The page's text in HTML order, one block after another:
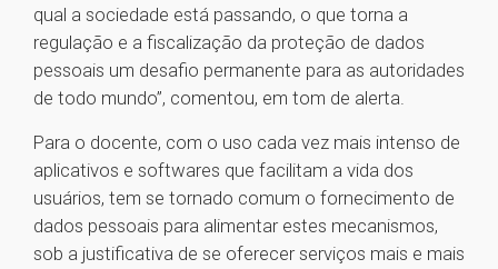
qual a sociedade está passando, o que torna a
regulação e a fiscalização da proteção de dados
pessoais um desafio permanente para as autoridades
de todo mundo”, comentou, em tom de alerta.
Para o docente, com o uso cada vez mais intenso de
aplicativos e softwares que facilitam a vida dos
usuários, tem se tornado comum o fornecimento de
dados pessoais para alimentar estes mecanismos,
sob a justificativa de se oferecer serviços mais e mais